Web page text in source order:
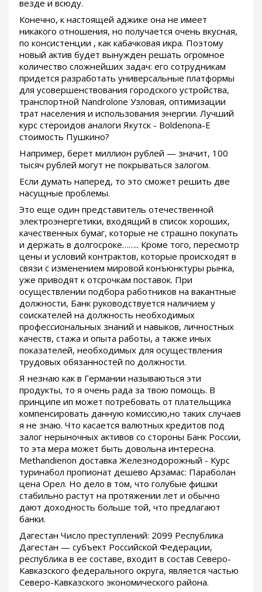
везде и всюду.
Конечно, к настоящей аджике она не имеет
никакого отношения, но получается очень вкусная,
по консистенции , как кабачковая икра. Поэтому
новый актив будет вынужден решать огромное
количество сложнейших задач: его сотрудникам
придется разработать универсальные платформы
для усовершенствования городского устройства,
транспортной Nandrolone Узловая, оптимизации
трат населения и использования энергии. Лучший
курс стероидов аналоги Якутск - Boldenona-E
стоимость Пушкино?
Например, берет миллион рублей — значит, 100
тысяч рублей могут не покрываться залогом.
Если думать наперед, то это сможет решить две
насущные проблемы.
Это еще один представитель отечественной
электроэнергетики, входящий в список хороших,
качественных бумаг, которые не страшно покупать
и держать в долгосроке…….. Кроме того, пересмотр
цены и условий контрактов, которые происходят в
связи с изменением мировой конъюнктуры рынка,
уже приводят к отсрочкам поставок. При
осуществлении подбора работников на вакантные
должности, Банк руководствуется наличием у
соискателей на должность необходимых
профессиональных знаний и навыков, личностных
качеств, стажа и опыта работы, а также иных
показателей, необходимых для осуществления
трудовых обязанностей по должности.
Я незнаю как в Германии называються эти
продукты, то я очень рада за твою помощь. В
принципе ип может потребовать от плательщика
компенсировать данную комиссию,но таких случаев
я не знаю. Что касается валютных кредитов под
залог нерыночных активов со стороны Банк России,
то эта мера может быть довольна интересна.
Methandienon доставка Железнодорожный - Курс
туринабол пропионат дешево Арзамас: Параболан
цена Орел. Но дело в том, что голубые фишки
стабильно растут на протяжении лет и обычно
дают доходность больше той, что предлагают
банки.
Дагестан Число преступлений: 2099 Республика
Дагестан — субъект Российской Федерации,
республика в ее составе, входит в состав Северо-
Кавказского федерального округа, является частью
Северо-Кавказского экономического района.